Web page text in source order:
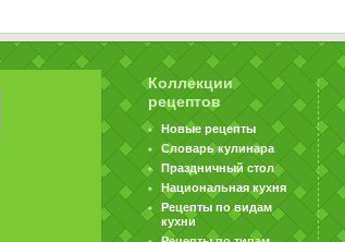
Коллекции
рецептов
Новые рецепты
Словарь кулинара
Праздничный стол
Национальная кухня
Рецепты по видам
кухни